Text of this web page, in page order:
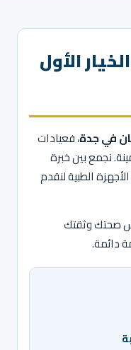
الأول
في جدة، فعيادات
نجمع بين خبرة
الطبية لنقدم
صحتك وثقتك
دائمة.